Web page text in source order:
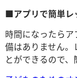
■アプリで簡単レ
時間になったら
備はありません。
とができるので、